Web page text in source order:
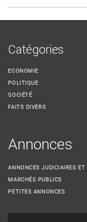
Catégories
ECONOMIE
POLITIQUE
SOCIÉTÉ
FAITS DIVERS
Annonces
ANNONCES JUDICIAIRES ET
MARCHÉS PUBLICS
PETITES ANNONCES